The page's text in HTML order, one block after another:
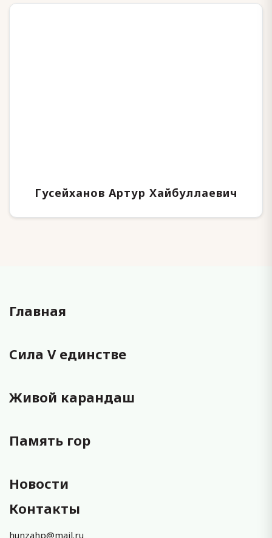
Гусейханов Артур Хайбуллаевич
Главная
Сила V единстве
Живой карандаш
Память гор
Новости
Контакты
hunzahp@mail.ru